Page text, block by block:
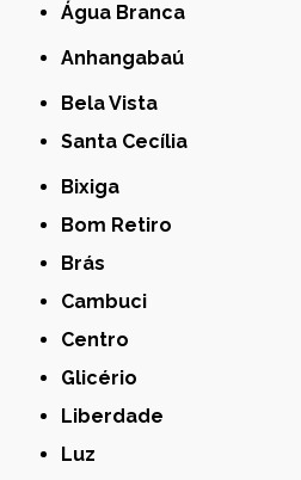
Água Branca
Anhangabaú
Bela Vista
Santa Cecília
Bixiga
Bom Retiro
Brás
Cambuci
Centro
Glicério
Liberdade
Luz